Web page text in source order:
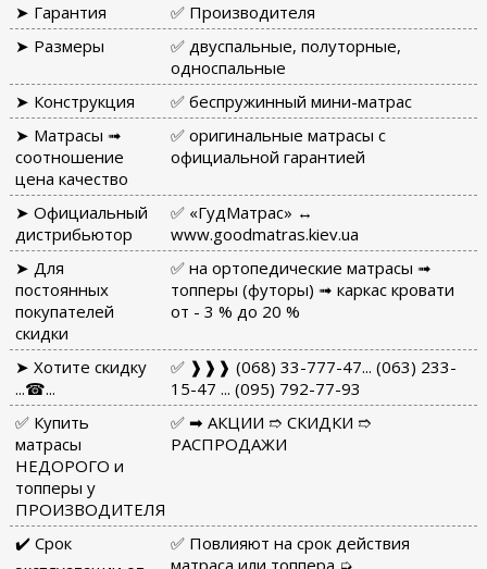
➤ Гарантия
✅ Производителя
➤ Размеры
✅ двуспальные, полуторные,
односпальные
➤ Конструкция
✅ беспружинный мини-матрас
➤ Матрасы ➟
соотношение
цена качество
✅ оригинальные матрасы с
официальной гарантией
➤ Официальный
дистрибьютор
✅ «ГудМатрас» ↔
www.goodmatras.kiev.ua
➤ Для
постоянных
покупателей
скидки
✅ на ортопедические матрасы ➟
топперы (футоры) ➟ каркас кровати
от - 3 % до 20 %
➤ Хотите скидку
...☎...
✅ ❱❱❱ (068) 33-777-47... (063) 233-
15-47 ... (095) 792-77-93
✅ Купить
матрасы
НЕДОРОГО и
топперы у
ПРОИЗВОДИТЕЛЯ
✅ ➡ АКЦИИ ➱ СКИДКИ ➱
РАСПРОДАЖИ
✔️ Срок
✅ Повлияют на срок действия